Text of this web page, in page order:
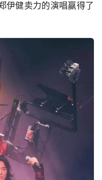
伊健卖力的演唱赢得了